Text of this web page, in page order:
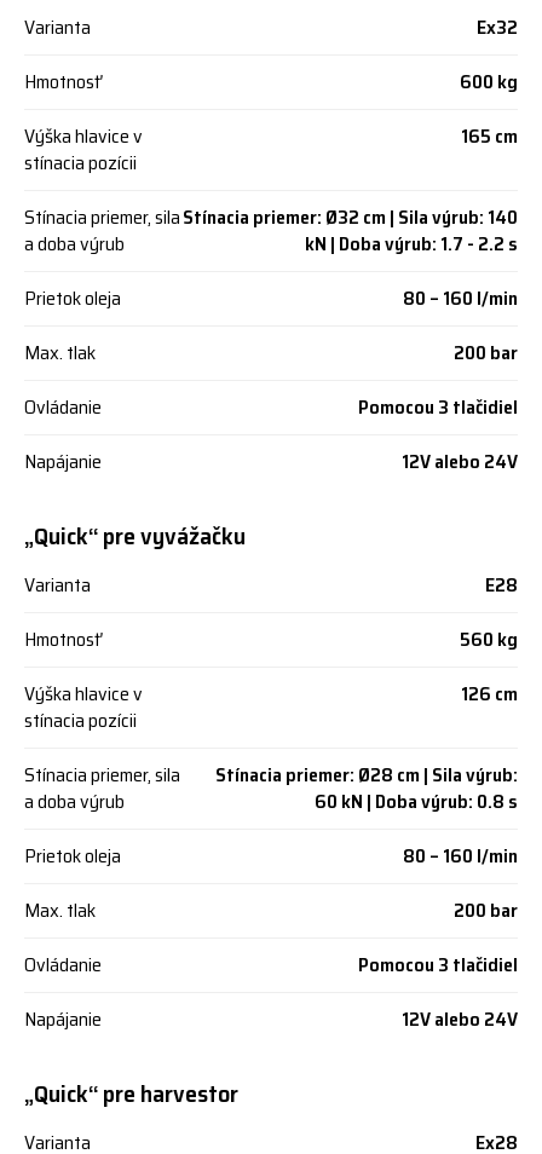
Varianta
Ex32
Hmotnosť
600 kg
Výška hlavice v
stínacia pozícii
165 cm
Stínacia priemer, sila
a doba výrub
Stínacia priemer: Ø32 cm | Sila výrub: 140
kN | Doba výrub: 1.7 - 2.2 s
Prietok oleja
80 – 160 l/min
Max. tlak
200 bar
Ovládanie
Pomocou 3 tlačidiel
Napájanie
12V alebo 24V
„Quick“ pre vyvážačku
Varianta
E28
Hmotnosť
560 kg
Výška hlavice v
stínacia pozícii
126 cm
Stínacia priemer, sila
a doba výrub
Stínacia priemer: Ø28 cm | Sila výrub:
60 kN | Doba výrub: 0.8 s
Prietok oleja
80 – 160 l/min
Max. tlak
200 bar
Ovládanie
Pomocou 3 tlačidiel
Napájanie
12V alebo 24V
„Quick“ pre harvestor
Varianta Ex28